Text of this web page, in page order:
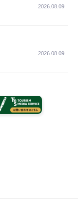
2026.08.09
2026.08.09